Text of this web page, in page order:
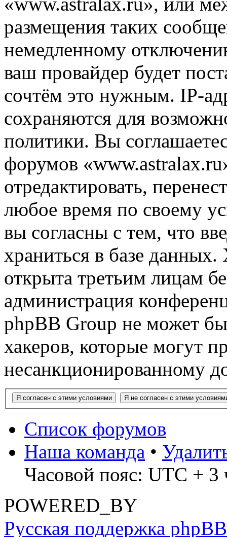
размещения таких
немедленному
ваш провайдер будет
сочтём это нужным. IP-
сохраняются для
политики. Вы
форумов
отредактировать,
любое время по своему
вы согласны с тем, что
храниться в базе
открыта третьим лицам
администрация
phpBB Group не может
хакеров, которые могут
несанкционированному
Список форумов
Наша команда •
Часовой пояс: UTC + 3
POWERED_BY
Русская поддержка phpBB